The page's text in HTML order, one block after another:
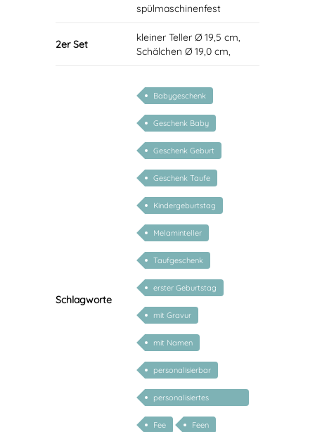
spülmaschinenfest
2er Set
kleiner Teller Ø 19,5 cm,
Schälchen Ø 19,0 cm,
Schlagworte
Babygeschenk
Geschenk Baby
Geschenk Geburt
Geschenk Taufe
Kindergeburtstag
Melaminteller
Taufgeschenk
erster Geburtstag
mit Gravur
mit Namen
personalisierbar
personalisiertes
Geschenk Baby
Fee
Feen